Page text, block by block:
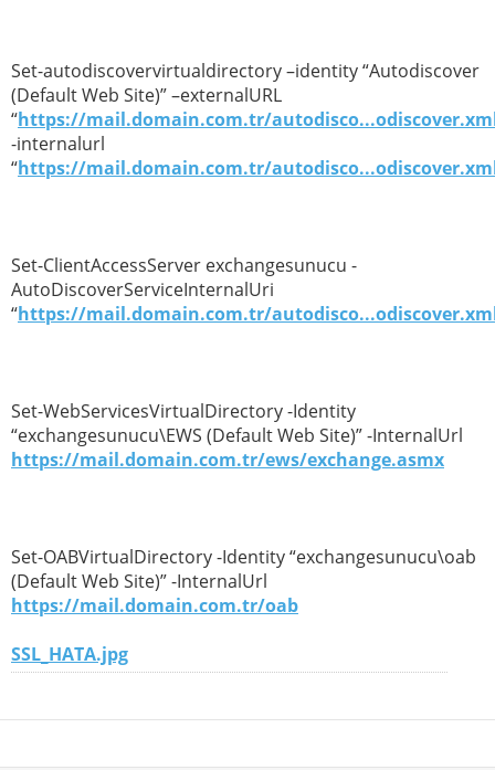
Set-autodiscovervirtualdirectory –identity “Autodiscover
(Default Web Site)” –externalURL
“https://mail.domain.com.tr/
-internalurl
“https://mail.domain.com.tr/
Set-ClientAccessServer exchangesunucu -
AutoDiscoverServiceInternalUri
“https://mail.domain.com.tr/
Set-WebServicesVirtualDirectory -Identity
“exchangesunucu\EWS (Default Web Site)” -InternalUrl
https://mail.domain.com.tr/ews/exchange.asmx
Set-OABVirtualDirectory -Identity “exchangesunucu\oab
(Default Web Site)” -InternalUrl
https://mail.domain.com.tr/oab
SSL_HATA.jpg